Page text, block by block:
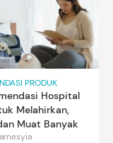
PRODUK
Hospital
Melahirkan,
Muat Banyak